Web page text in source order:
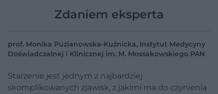
Zdaniem eksperta
prof. Monika Puzianowska-Kuźnicka, Instytut Medycyny
Doświadczalnej i Klinicznej im. M. Mossakowskiego PAN
Starzenie jest jednym z najbardziej
skomplikowanych zjawisk, z jakimi ma do czynienia